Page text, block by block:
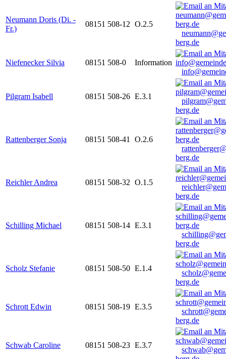
Neumann Doris (Di. -
Fr.)
08151 508-12 O.2.5
berg.de
Niefenecker Silvia 08151 508-0
Information
Pilgram Isabell 08151 508-26 E.3.1
berg.de
Rattenberger Sonja 08151 508-41
O.2.6
berg.de
Reichler Andrea 08151 508-32 O.1.5
berg.de
Schilling Michael 08151 508-14 E.3.1
berg.de
Scholz Stefanie 08151 508-50 E.1.4
berg.de
Schrott Edwin 08151 508-19 E.3.5
berg.de
Schwab Caroline 08151 508-23 E.3.7